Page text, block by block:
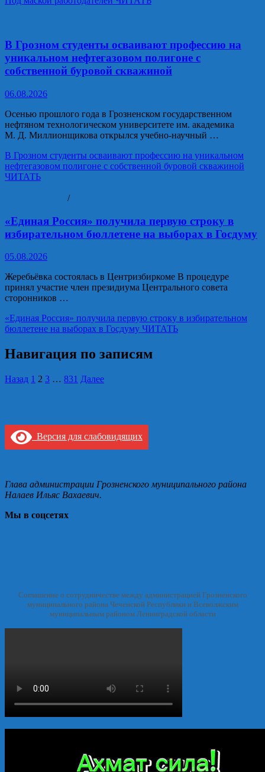
В Грозном студенты осваивают профессию на
уникальном нефтегазовом полигоне с
собственной буровой скважиной
06.08.2026
Осенью прошлого года в Грозненском государственном
нефтяном технологическом университете им. академика
М. Д. Миллионщикова открылся учебно‑научный …
В Грозном студенты осваивают профессию на уникальном
нефтегазовом полигоне с собственной буровой скважиной
ЧИТАТЬ
/
«Единая Россия» получила первую строку в
избирательном бюллетене на выборах в Госдуму
05.08.2026
Жеребьёвка состоялась в Центризбиркоме В процедуре
принял участие член президиума Центрального совета
сторонников …
«Единая Россия» получила первую строку в избирательном
бюллетене на выборах в Госдуму ЧИТАТЬ
Навигация по записям
Назад 1 2 3 … 831 Далее
Версия для слабовидящих
Глава администрации Грозненского муниципального района
Налаев Ильяс Вахаевич.
Мы в соцсетях
Соглашение о сотрудничестве между администрацией Грозненского
муниципального района Чеченской Республики и Всеволжским
муниципальным районом Ленинградской области